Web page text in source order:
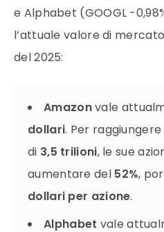
e Alphabet (GOOGL -
l’attuale valore di
del 2025:
Amazonvale
dollari. Per
di 3,5 trilioni, le sue
aumentare del 52%,
dollari per azione.
Alphabet vale